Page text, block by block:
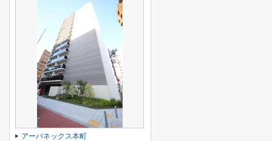
アーバネックス本町